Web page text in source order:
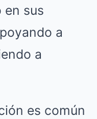
en sus
a
a
es común